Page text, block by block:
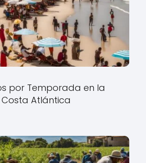
por Temporada en la
Costa Atlántica